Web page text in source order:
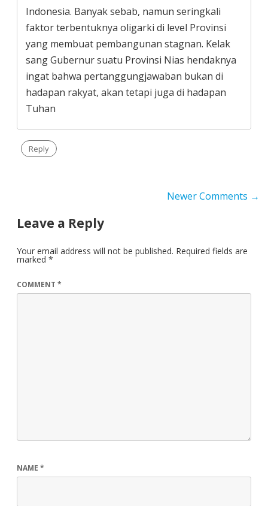
Indonesia. Banyak sebab, namun seringkali
faktor terbentuknya oligarki di level Provinsi
yang membuat pembangunan stagnan. Kelak
sang Gubernur suatu Provinsi Nias hendaknya
ingat bahwa pertanggungjawaban bukan di
hadapan rakyat, akan tetapi juga di hadapan
Tuhan
Reply
Newer Comments →
Leave a Reply
Your email address will not be published. Required fields are
marked *
COMMENT *
NAME *